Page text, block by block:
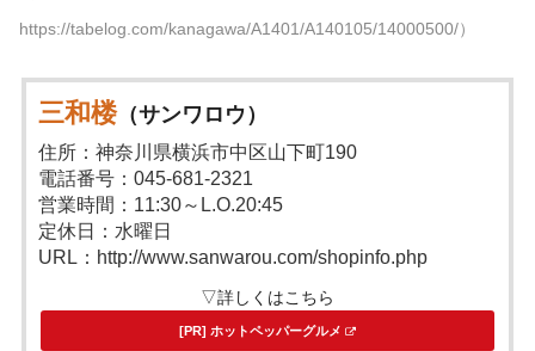
https://tabelog.com/kanagawa/A1401/A140105/14000500/）
三和楼（サンワロウ）
住所：神奈川県横浜市中区山下町190
電話番号：045-681-2321
営業時間：11:30～L.O.20:45
定休日：水曜日
URL：http://www.sanwarou.com/shopinfo.php
▽詳しくはこちら
[PR] ホットペッパーグルメ